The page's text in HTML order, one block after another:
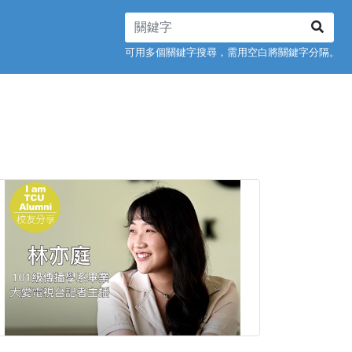
可用多個關鍵字搜尋，需用空白將關鍵字分隔。